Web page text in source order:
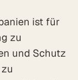
ist für
zu
und Schutz